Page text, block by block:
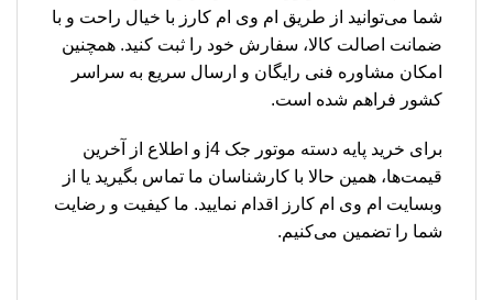
شما می‌توانید از طریق ام وی ام کارز با خیال راحت و با
ضمانت اصالت کالا، سفارش خود را ثبت کنید. همچنین
امکان مشاوره فنی رایگان و ارسال سریع به سراسر
کشور فراهم شده است.
برای خرید پایه دسته موتور جک j4 و اطلاع از آخرین
قیمت‌ها، همین حالا با کارشناسان ما تماس بگیرید یا از
وبسایت ام وی ام کارز اقدام نمایید. ما کیفیت و رضایت
شما را تضمین می‌کنیم.